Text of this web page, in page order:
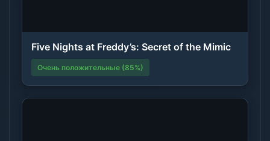
Five Nights at Freddy’s: Secret of the Mimic
Очень положительные (85%)